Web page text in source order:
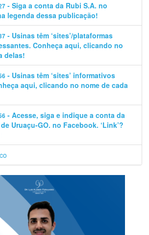
- Siga a conta da Rubi S.A. no
legenda dessa publicação!
- Usinas têm ‘sites’/plataformas
Conheça aqui, clicando no
delas!
- Usinas têm ‘sites’ informativos
aqui, clicando no nome de cada
- Acesse, siga e indique a conta da
Uruaçu-GO. no Facebook. ‘Link’?